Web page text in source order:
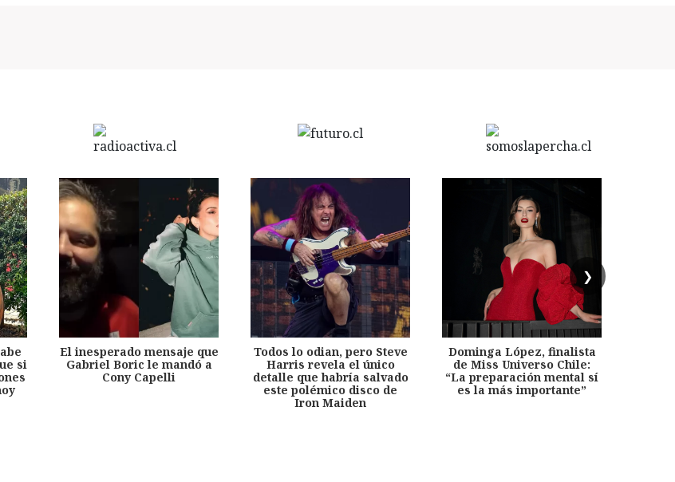
❯
si
El inesperado mensaje que
Gabriel Boric le mandó a
Cony Capelli
Todos lo odian, pero Steve
Harris revela el único
detalle que habría salvado
este polémico disco de
Iron Maiden
Dominga López, finalista
de Miss Universo Chile:
“La preparación mental sí
es la más importante”